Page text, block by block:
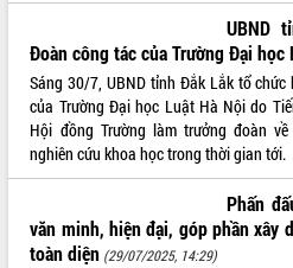
Rà soát, hoàn thiện hệ thống thiết chế
văn hóa, thể thao đáp ứng yêu cầu
phát triển mới
Thường trực HĐND tỉnh Đắk Lắk gặp
mặt Đoàn chuyên gia y tế TP. Hồ Chí
Minh
Bàn giải pháp tháo gỡ khó khăn trong
xuất khẩu sầu riêng và triển khai quy
LIÊN KẾT WEB
Hôm nay: 10209
UBND
Đoàn công tác của Trường Đại học
Sáng 30/7, UBND tỉnh Đắk Lắk tổ
của Trường Đại học Luật Hà Nội do
Hội đồng Trường làm trưởng đoàn
nghiên cứu khoa học trong thời gian tới.
Phấn
văn minh, hiện đại, góp phần xây
toàn diện (29/07/2025, 14:29)